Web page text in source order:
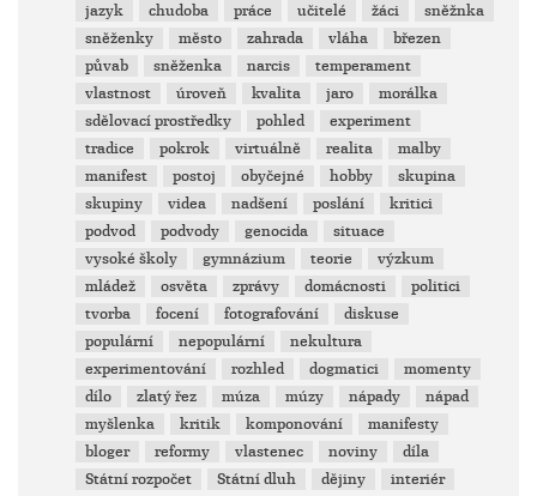
jazyk
chudoba práce učitelé žáci
sněžnka
sněženky
město zahrada vláha
březen
půvab
sněženka narcis
temperament
vlastnost
úroveň kvalita jaro
morálka
sdělovací prostředky
pohled
experiment
tradice
pokrok virtuálně realita
malby
manifest
postoj obyčejné hobby
skupina
skupiny
videa nadšení poslání
kritici
podvod
podvody genocida
situace
vysoké školy
gymnázium teorie
výzkum
mládež
osvěta zprávy domácnosti
politici
tvorba
focení fotografování
diskuse
populární
nepopulární
nekultura
experimentování
rozhled dogmatici
momenty
dílo
zlatý řez múza múzy nápady
nápad
myšlenka
kritik komponování
manifesty
bloger
reformy vlastenec noviny
díla
Státní rozpočet
Státní dluh dějiny
interiér